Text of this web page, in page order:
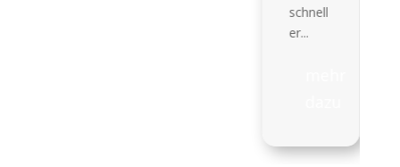
Kurs zu
wählen.